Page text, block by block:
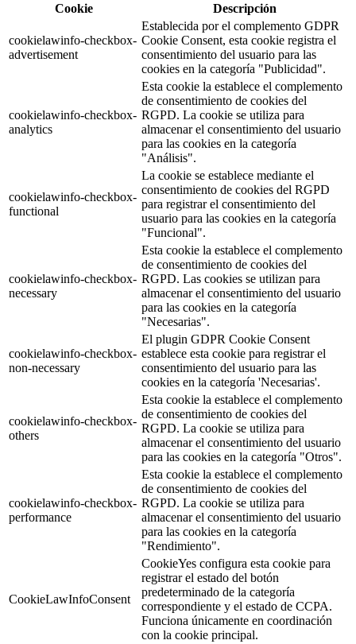
Cookie
Descripción
cookielawinfo-checkbox-
advertisement
Establecida por el complemento GDPR
Cookie Consent, esta cookie registra el
consentimiento del usuario para las
cookies en la categoría "Publicidad".
cookielawinfo-checkbox-
analytics
Esta cookie la establece el complemento
de consentimiento de cookies del
RGPD. La cookie se utiliza para
almacenar el consentimiento del usuario
para las cookies en la categoría
"Análisis".
cookielawinfo-checkbox-
functional
La cookie se establece mediante el
consentimiento de cookies del RGPD
para registrar el consentimiento del
usuario para las cookies en la categoría
"Funcional".
cookielawinfo-checkbox-
necessary
Esta cookie la establece el complemento
de consentimiento de cookies del
RGPD. Las cookies se utilizan para
almacenar el consentimiento del usuario
para las cookies en la categoría
"Necesarias".
cookielawinfo-checkbox-
non-necessary
El plugin GDPR Cookie Consent
establece esta cookie para registrar el
consentimiento del usuario para las
cookies en la categoría 'Necesarias'.
cookielawinfo-checkbox-
others
Esta cookie la establece el complemento
de consentimiento de cookies del
RGPD. La cookie se utiliza para
almacenar el consentimiento del usuario
para las cookies en la categoría "Otros".
cookielawinfo-checkbox-
performance
Esta cookie la establece el complemento
de consentimiento de cookies del
RGPD. La cookie se utiliza para
almacenar el consentimiento del usuario
para las cookies en la categoría
"Rendimiento".
CookieLawInfoConsent
CookieYes configura esta cookie para
registrar el estado del botón
predeterminado de la categoría
correspondiente y el estado de CCPA.
Funciona únicamente en coordinación
con la cookie principal.